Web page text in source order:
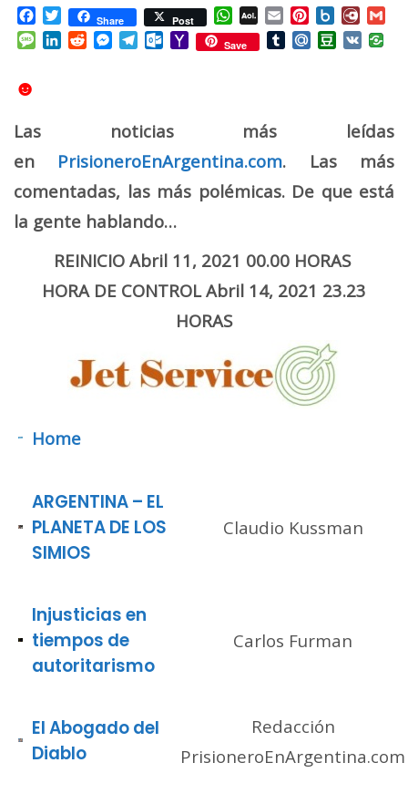
Facebook
TwitterShare Post WhatsApp
AOL
Mail
Email Pinterest
Box.net
Message
LinkedIn
RedditMessenger
Telegram
Outlook.com
Yahoo
Mail
Save TumblrMail.RuDouban
VK
☻
Las noticias más leídas
en PrisioneroEnArgentina.com. Las más
comentadas, las más polémicas. De que está
la gente hablando…
REINICIO Abril 11, 2021 00.00 HORAS
HORA DE CONTROL Abril 14, 2021 23.23
HORAS
Home
ARGENTINA – EL
PLANETA DE LOS
SIMIOS
Claudio Kussman
Injusticias en
tiempos de
autoritarismo
Carlos Furman
El Abogado del
Diablo
Redacción
PrisioneroEnArgentina.com